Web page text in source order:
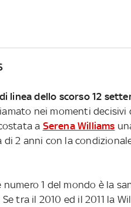
linea dello scorso 12
nei momenti decisivi
a Serena Williams
2 anni con la
1 del mondo è la
tra il 2010 ed il 2011 la